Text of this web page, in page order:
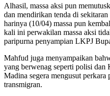
Alhasil, massa aksi pun
dan mendirikan tenda di
harinya (10/04) massa pun
kali ini perwakilan massa aksi
paripurna penyampian LKPJ
Mahfud juga menyampaikan
yang berwenag seperti polisi dan
Madina segera mengusut perkara
transmigran.